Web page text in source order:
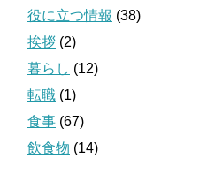
役に立つ情報 (38)
挨拶 (2)
暮らし (12)
転職 (1)
食事 (67)
飲食物 (14)